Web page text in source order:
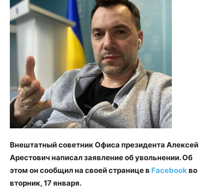
Внештатный советник Офиса президента Алексей
Арестович написал заявление об увольнении. Об
этом он сообщил на своей странице в Facebookво
вторник, 17 января.